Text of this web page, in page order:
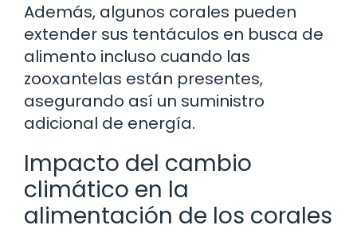
Además, algunos corales pueden
extender sus tentáculos en busca de
alimento incluso cuando las
zooxantelas están presentes,
asegurando así un suministro
adicional de energía.
Impacto del cambio
climático en la
alimentación de los corales